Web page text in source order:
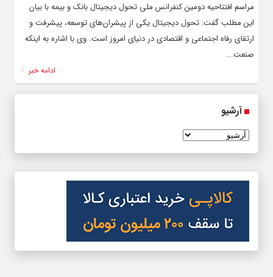
مراسم افتتاحیه دومین کنفرانس ملی تحول دیجیتال بانک و بیمه با بیان
این مطلب گفت: تحول دیجیتال یکی از پیشران‌های توسعه، پیشرفت و
ارتقای رفاه اجتماعی و اقتصادی در دنیای امروز است. وی با اشاره به اینکه
صنعت...
ادامه خبر
آرشیو